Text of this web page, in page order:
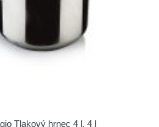
Tlakový hrnec 4 l, 4 l